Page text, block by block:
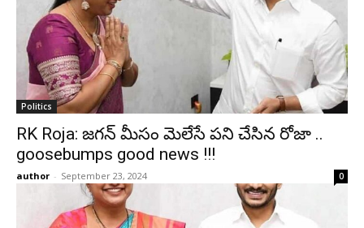
Politics
RK Roja: జగన్ మీసం మెలేసే పని చేసిన రోజా ..
goosebumps good news !!!
author - September 23, 2024 0